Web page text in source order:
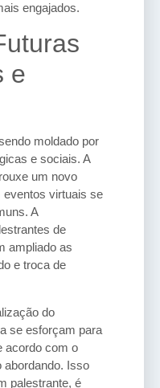
engajados.
e
moldado por
e sociais. A
um novo
virtuais se
A
de
ampliado as
e troca de
do
se esforçam para
acordo com o
abordando. Isso
palestrante, é